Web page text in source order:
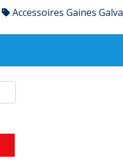
Accessoires Gaines Galva